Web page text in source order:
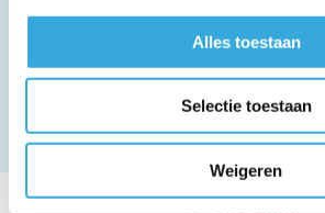
Alles toestaan
Selectie toestaan
Weigeren
voor een aangenaam binnenklimaat. Je voelt
bepaalde temperatuur en
energieverbruik en energielabelA++ bij
verwarmen.